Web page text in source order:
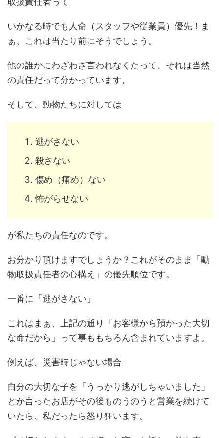
いかなる時でも人命（スタッフや従業員）優先！ま
ぁ、これは当たり前にそうでしょう。
他の誰かにわざわざ言われなくたって、それは当然
の責任だって分かっています。
そして、動物たちに対しては
逃がさない
殺さない
傷め（痛め）ない
怖がらせない
が私たちの責任なのです。
お分かり頂けますでしょうか？これがそのまま「動
物取扱責任者の心構え」の優先順位です。
一番に「逃がさない」
これはまぁ、上記の通り「お客様から預かった大切
な命だから」って事ももちろん含まれていますよ。
例えば、災害時じゃない場合
自分の大切な子を「うっかり逃がしちゃいました」
とか言ったお店がその後ものうのうと営業を続けて
いたら、私だったら怒り狂います。